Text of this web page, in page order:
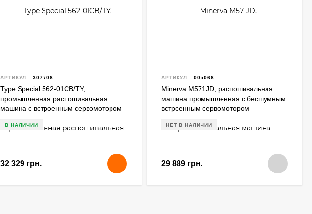
АРТИКУЛ: 307708
Type Special 562-01CB/TY,
промышленная распошивальная
машина с встроенным сервомотором
В НАЛИЧИИ
32 329 грн.
АРТИКУЛ: 005068
Minerva M571JD, распошивальная
машина промышленная с бесшумным
встроенным сервомотором
НЕТ В НАЛИЧИИ
29 889 грн.